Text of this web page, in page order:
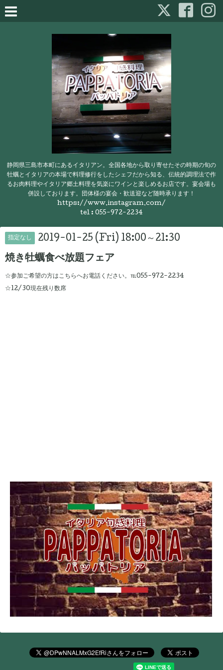
静岡県三島市本町にあるイタリアン。全国各地から取り寄せたその時期の旬の
牡蠣とイタリアの本場で料理修行をしたシェフだから知る、伝統的調理法で作
るお肉料理やイタリア郷土料理を気楽にワインと楽しめるお店です。宴会場も
併設しております。団体様の宴会・歓送迎など随時承ります！
https://www.instagram.com/
tel : 055-972-2234
指定なし 2019-01-25 (Fri) 18:00～21:30
焼き牡蠣食べ放題フェア
☆参加ご希望の方はこちらへお電話ください。℡055-972-2234
☆12/30現在残り数席